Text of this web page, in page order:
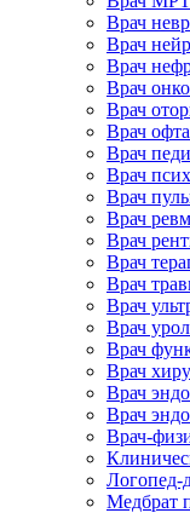
Врач
Врач
Врач
Врач
Врач
Врач
Врач
Врач
Врач
Врач
Врач
Врач
Врач
Врач
Врач
Врач
Врач
Врач
Врач
Врач-
Логопед-
Медбрат